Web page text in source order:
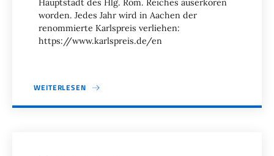
Hauptstadt des Hlg. Röm. Reiches auserkoren
worden. Jedes Jahr wird in Aachen der
renommierte Karlspreis verliehen:
https://www.karlspreis.de/en
WEITERLESEN